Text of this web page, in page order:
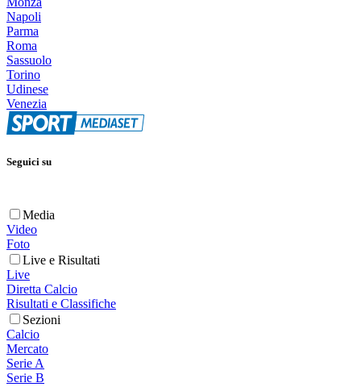
Napoli
Parma
Roma
Sassuolo
Torino
Udinese
Venezia
Seguici su
Media
Video
Foto
Live e Risultati
Live
Diretta Calcio
Risultati e Classifiche
Sezioni
Calcio
Mercato
Serie A
Serie B